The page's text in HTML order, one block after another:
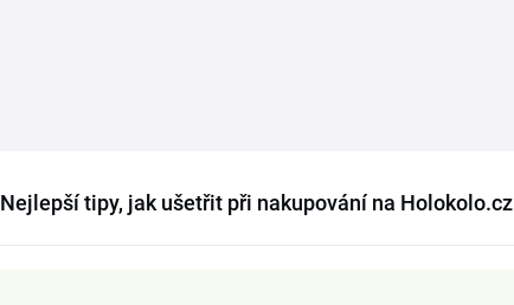
Nejlepší tipy, jak ušetřit při nakupování na Holokolo.cz